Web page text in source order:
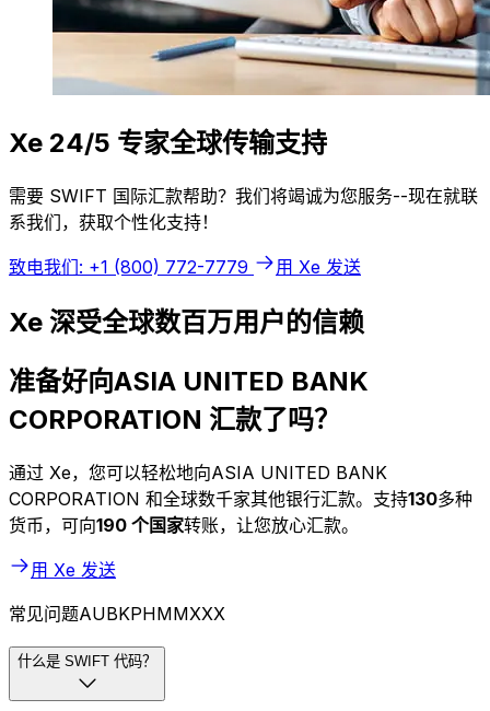
Xe 24/5 专家全球传输支持
需要 SWIFT 国际汇款帮助？我们将竭诚为您服务--现在就联
系我们，获取个性化支持！
致电我们: +1 (800) 772-7779 用 Xe 发送
Xe 深受全球数百万用户的信赖
准备好向ASIA UNITED BANK
CORPORATION 汇款了吗？
通过 Xe，您可以轻松地向ASIA UNITED BANK
CORPORATION 和全球数千家其他银行汇款。支持130多种
货币，可向190 个国家转账，让您放心汇款。
用 Xe 发送
常见问题AUBKPHMMXXX
什么是 SWIFT 代码？